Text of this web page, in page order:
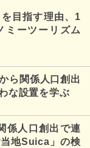
目指す理由、1
ミーツーリズム
ら関係人口創出
な設置を学ぶ
係人口創出で連
地Suica」の検